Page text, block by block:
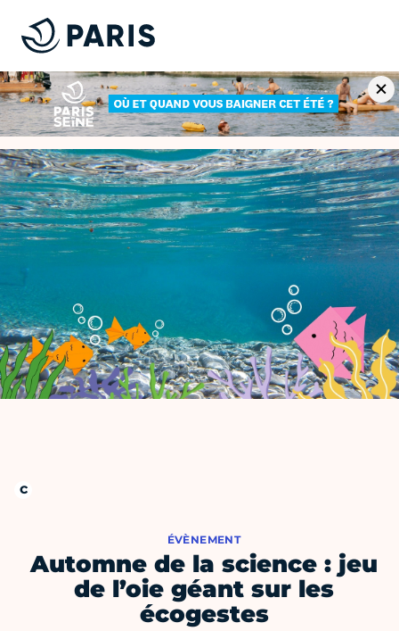
ÉVÈNEMENT
Automne de la science : jeu
de l’oie géant sur les
écogestes